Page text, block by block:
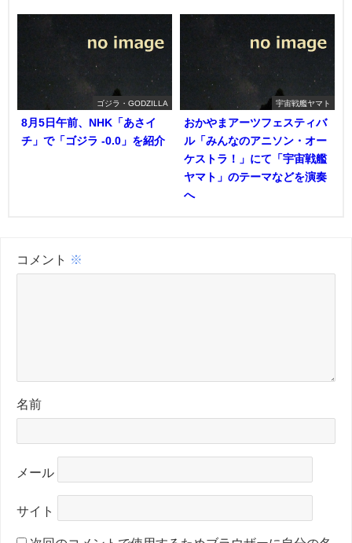
ゴジラ・GODZILLA
8月5日午前、NHK「あさイ
チ」で「ゴジラ -0.0」を紹介
宇宙戦艦ヤマト
おかやまアーツフェスティバ
ル「みんなのアニソン・オー
ケストラ！」にて「宇宙戦艦
ヤマト」のテーマなどを演奏
へ
コメント ※
名前
メール
サイト